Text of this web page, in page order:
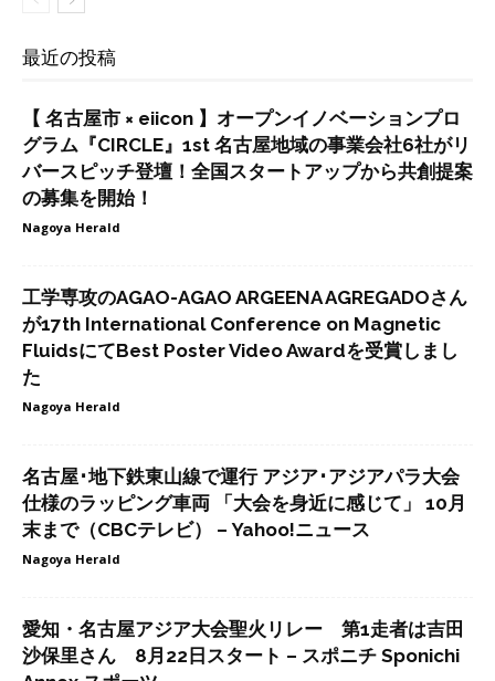
最近の投稿
【 名古屋市 × eiicon 】オープンイノベーションプロ
グラム『CIRCLE』1st 名古屋地域の事業会社6社がリ
バースピッチ登壇！全国スタートアップから共創提案
の募集を開始！
Nagoya Herald
工学専攻のAGAO-AGAO ARGEENA AGREGADOさん
が17th International Conference on Magnetic
FluidsにてBest Poster Video Awardを受賞しまし
た
Nagoya Herald
名古屋･地下鉄東山線で運行 アジア･アジアパラ大会
仕様のラッピング車両 「大会を身近に感じて」 10月
末まで（CBCテレビ） – Yahoo!ニュース
Nagoya Herald
愛知・名古屋アジア大会聖火リレー 第1走者は吉田
沙保里さん 8月22日スタート – スポニチ Sponichi